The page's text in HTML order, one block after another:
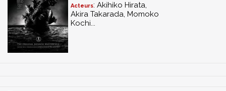
Acteurs: Akihiko Hirata,
Akira Takarada, Momoko
Kochi...